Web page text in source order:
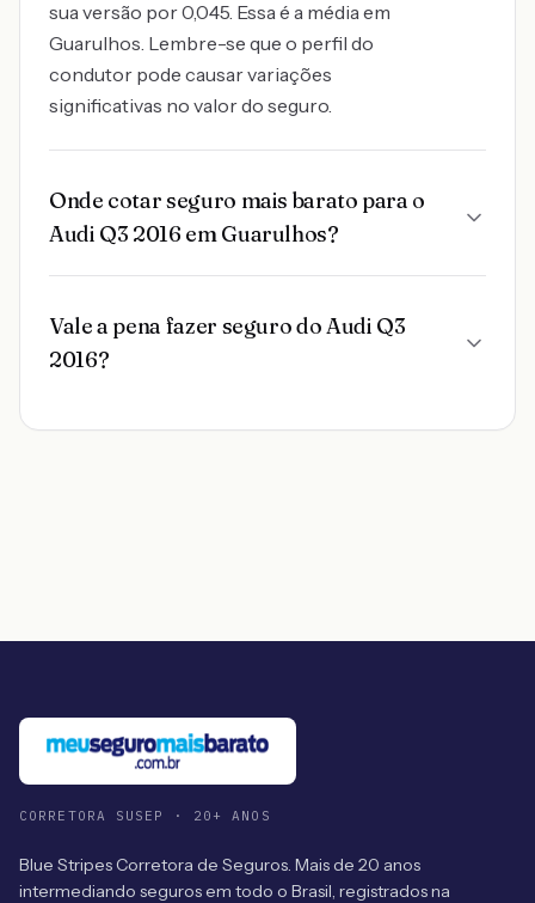
sua versão por 0,045. Essa é a média em
Guarulhos. Lembre-se que o perfil do
condutor pode causar variações
significativas no valor do seguro.
Onde cotar seguro mais barato para o
Audi Q3 2016 em Guarulhos?
Vale a pena fazer seguro do Audi Q3
2016?
CORRETORA SUSEP · 20+ ANOS
Blue Stripes Corretora de Seguros. Mais de 20 anos
intermediando seguros em todo o Brasil, registrados na